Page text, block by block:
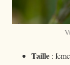
Taille :